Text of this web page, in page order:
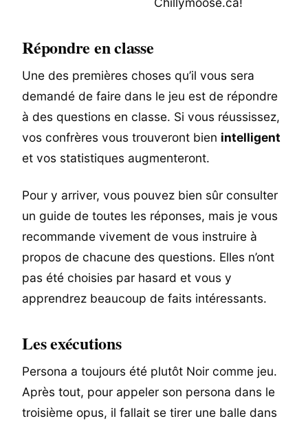
Répondre en classe
Une des premières choses qu’il vous sera
demandé de faire dans le jeu est de répondre
à des questions en classe. Si vous réussissez,
vos confrères vous trouveront bien intelligent
et vos statistiques augmenteront.
Pour y arriver, vous pouvez bien sûr consulter
un guide de toutes les réponses, mais je vous
recommande vivement de vous instruire à
propos de chacune des questions. Elles n’ont
pas été choisies par hasard et vous y
apprendrez beaucoup de faits intéressants.
Les exécutions
Persona a toujours été plutôt Noir comme jeu.
Après tout, pour appeler son persona dans le
troisième opus, il fallait se tirer une balle dans